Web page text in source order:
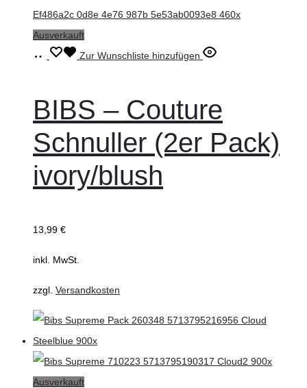
Ausverkauft
Ausführung
Dieses
mehrere
Varianten
auf.
Die
der
werden
Zur Wunschliste hinzufügen
BIBS – Couture
Schnuller (2er Pack)
ivory/blush
13,99 €
inkl. MwSt.
zzgl. Versandkosten
Ausverkauft